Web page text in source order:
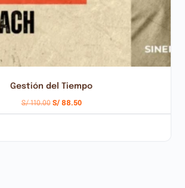
Gestión del Tiempo
S/110.00 S/88.50